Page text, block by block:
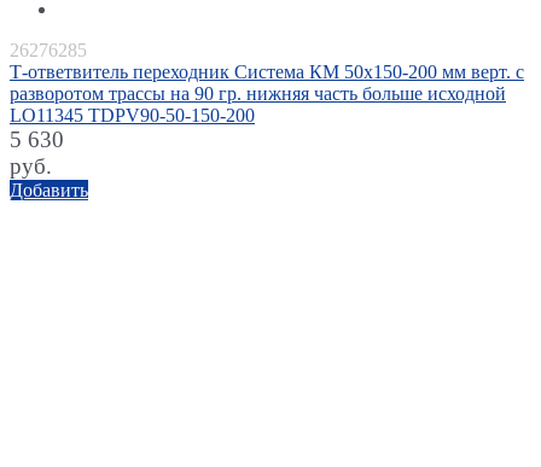
26276285
Т-ответвитель переходник Система КМ 50х150-200 мм верт. c
разворотом трассы на 90 гр. нижняя часть больше исходной
LO11345 TDPV90-50-150-200
5 630
руб.
Добавить